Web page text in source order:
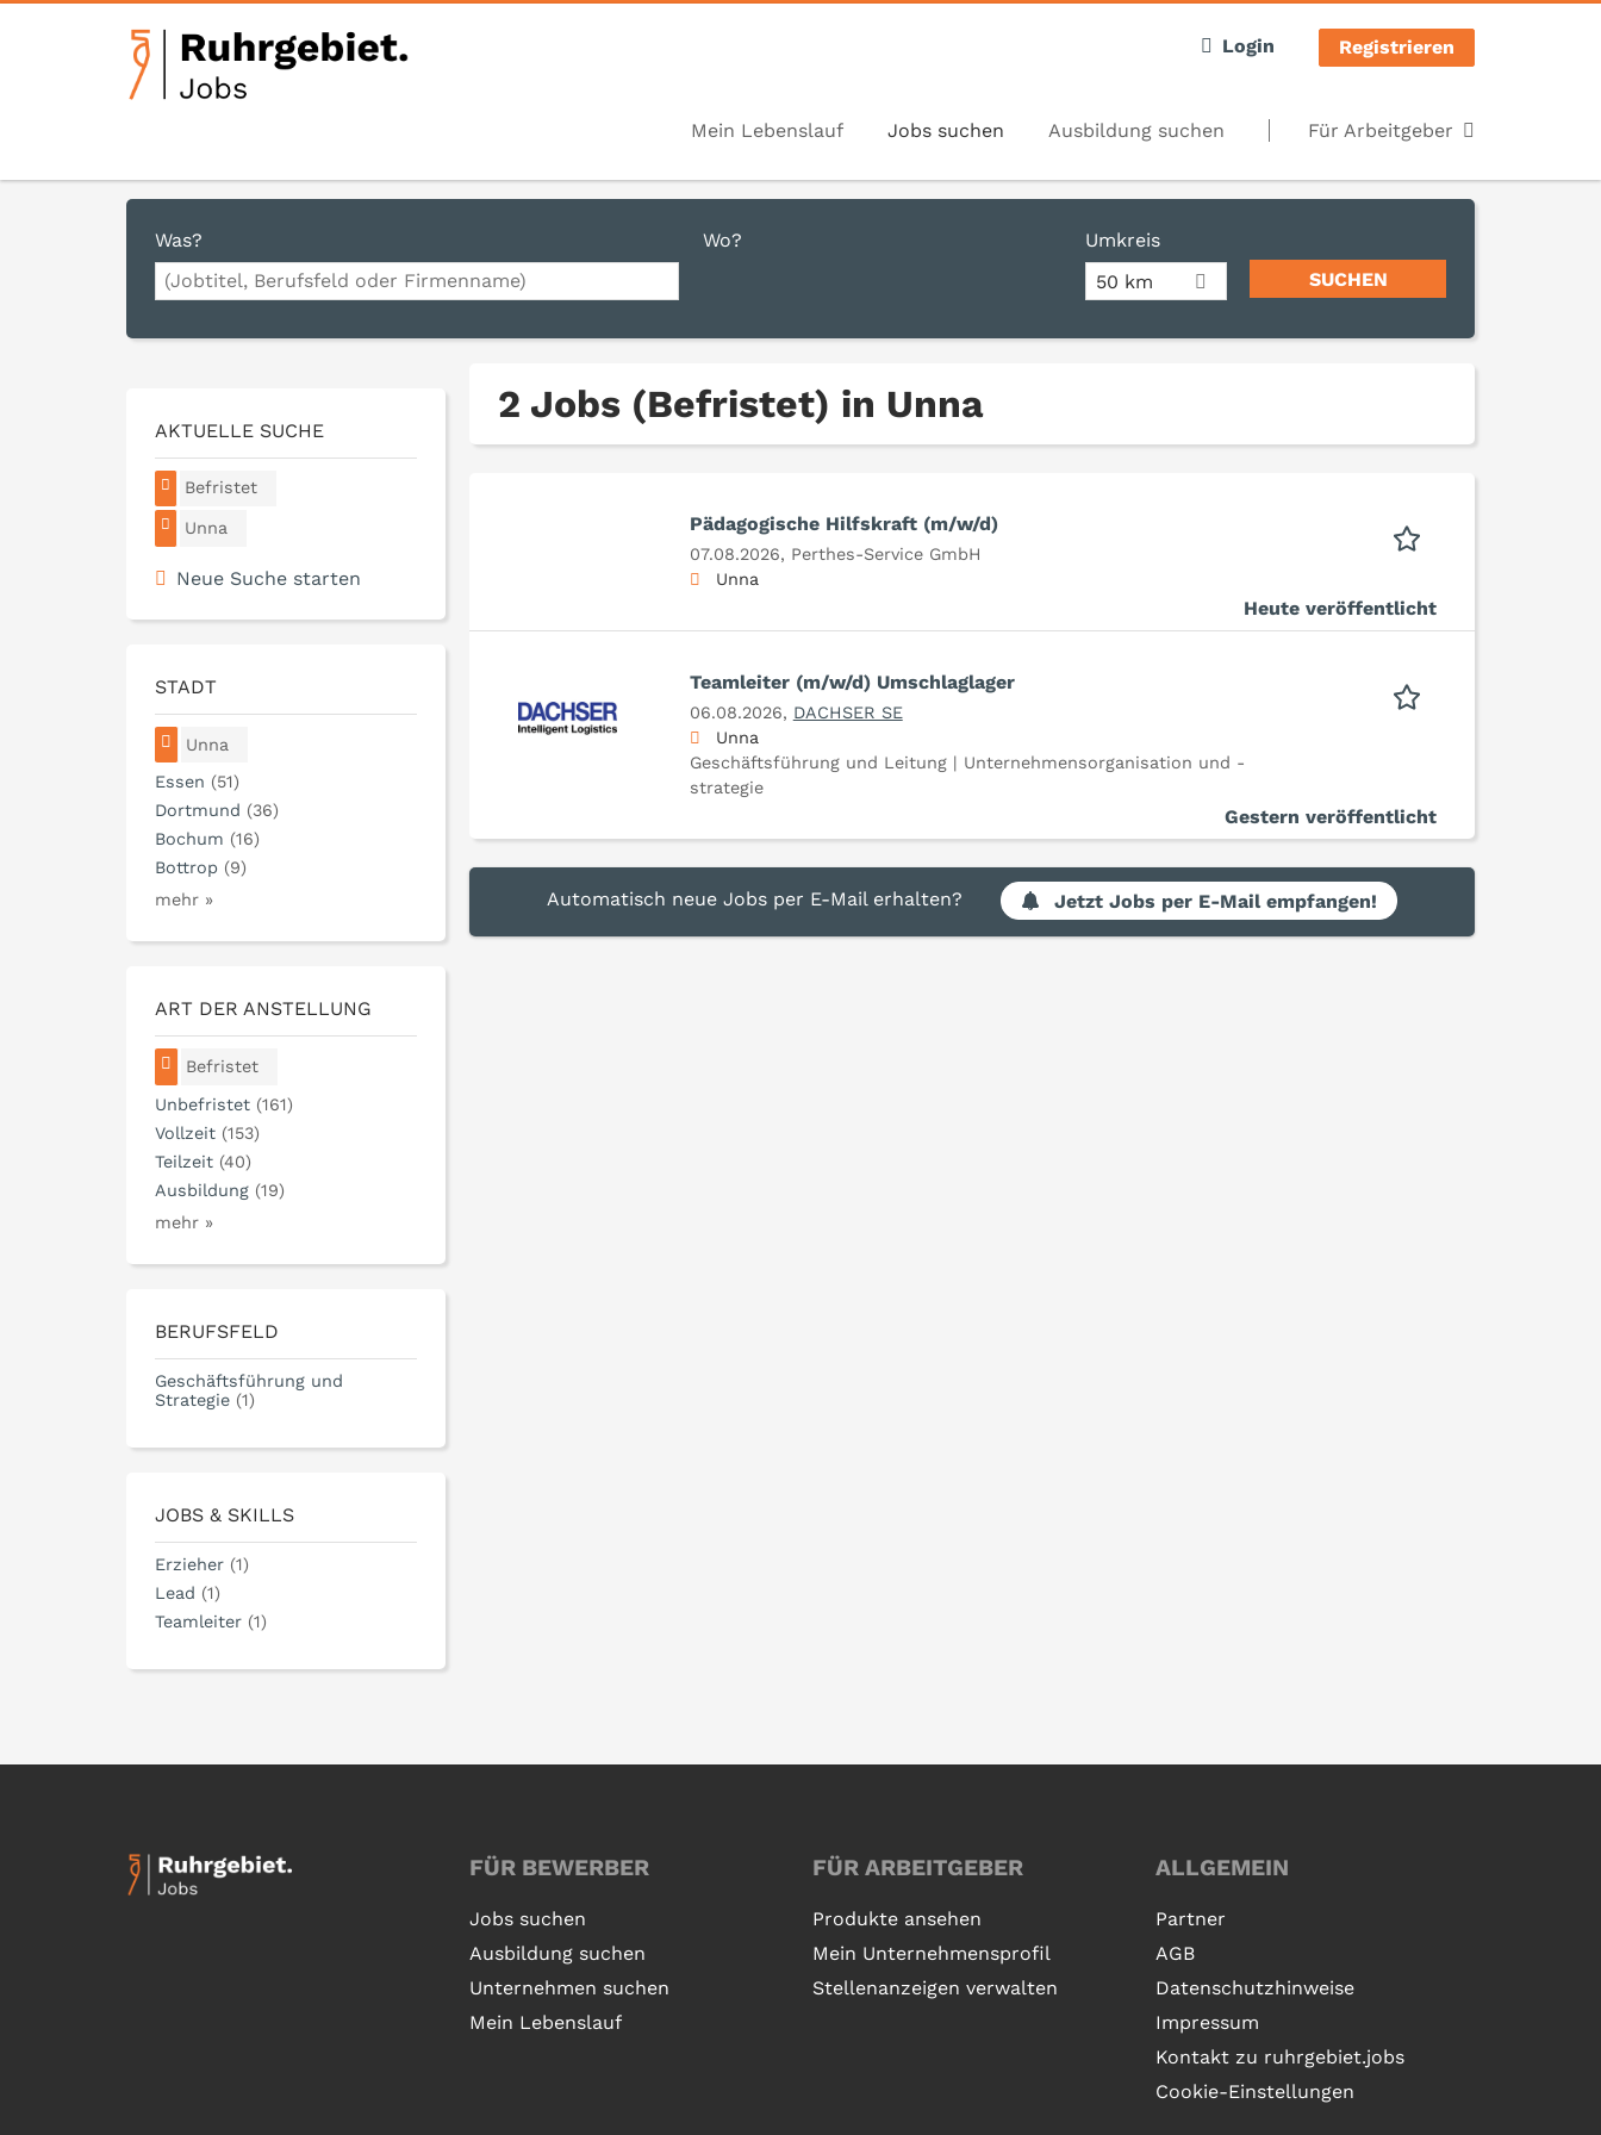
Login Registrieren
Mein Lebenslauf Jobs suchen Ausbildung suchen Für Arbeitgeber
Was? Wo?
Umkreis
50 km
2 Jobs (Befristet) in Unna
Pädagogische Hilfskraft (m/w/d)
07.08.2026, Perthes-Service GmbH
Unna
Heute veröffentlicht
Teamleiter (m/w/d) Umschlaglager
06.08.2026, DACHSER SE
Unna
Geschäftsführung und Leitung | Unternehmensorganisation und -
strategie
Gestern veröffentlicht
Automatisch neue Jobs per E-Mail erhalten? Jetzt Jobs per E-Mail empfangen!
AKTUELLE SUCHE
Befristet
Unna
Neue Suche starten
STADT
Unna
Essen (51)
Dortmund (36)
Bochum (16)
Bottrop (9)
mehr »
ART DER ANSTELLUNG
Befristet
Unbefristet (161)
Vollzeit (153)
Teilzeit (40)
Ausbildung (19)
mehr »
BERUFSFELD
Geschäftsführung und
Strategie (1)
JOBS & SKILLS
Erzieher (1)
Lead (1)
Teamleiter (1)
FÜR BEWERBER
Jobs suchen
Ausbildung suchen
Unternehmen suchen
Mein Lebenslauf
FÜR ARBEITGEBER
Produkte ansehen
Mein Unternehmensprofil
Stellenanzeigen verwalten
ALLGEMEIN
Partner
AGB
Datenschutzhinweise
Impressum
Kontakt zu ruhrgebiet.jobs
Cookie-Einstellungen